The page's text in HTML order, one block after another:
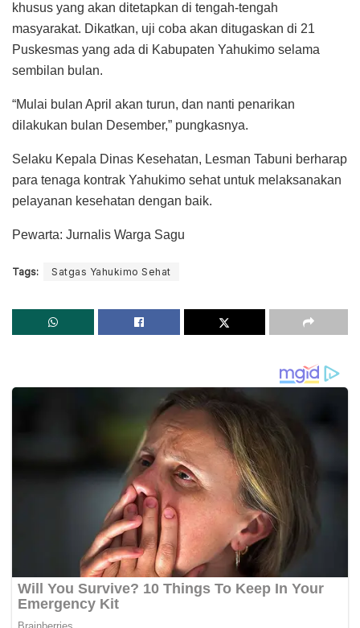
khusus yang akan ditetapkan di tengah-tengah
masyarakat. Dikatkan, uji coba akan ditugaskan di 21
Puskesmas yang ada di Kabupaten Yahukimo selama
sembilan bulan.
“Mulai bulan April akan turun, dan nanti penarikan
dilakukan bulan Desember,” pungkasnya.
Selaku Kepala Dinas Kesehatan, Lesman Tabuni berharap
para tenaga kontrak Yahukimo sehat untuk melaksanakan
pelayanan kesehatan dengan baik.
Pewarta: Jurnalis Warga Sagu
Tags: Satgas Yahukimo Sehat